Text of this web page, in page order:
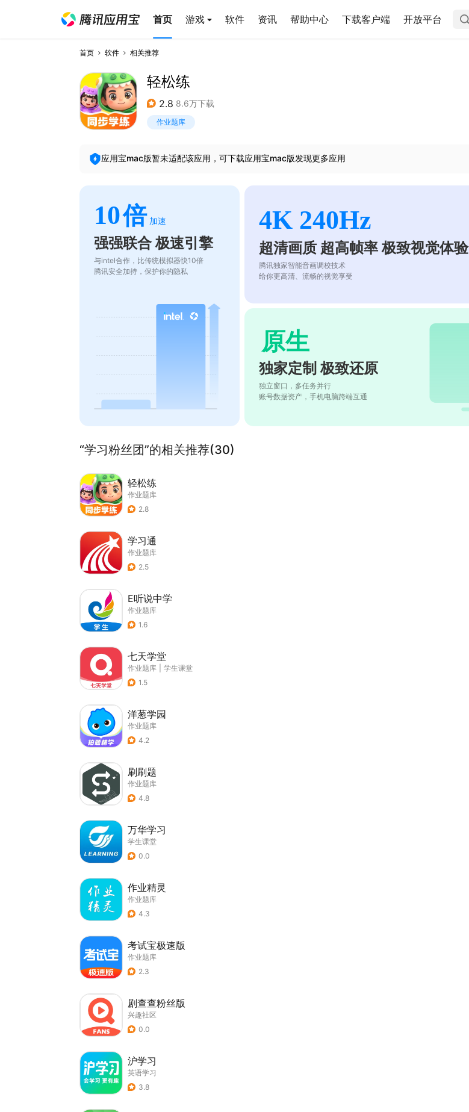
首页 游戏 软件 资讯 帮助中心 下载客户端 开放平台
首页 软件 相关推荐
轻松练
2.8 8.6万下载
作业题库
应用宝mac版暂未适配该应用，可下载应用宝mac版发现更多应用
10倍 加速
强强联合 极速引擎
与intel合作，比传统模拟器快10倍
腾讯安全加持，保护你的隐私
4K 240Hz
超清画质 超高帧率 极致视觉体验
腾讯独家智能音画调校技术
给你更高清、流畅的视觉享受
原生
独家定制 极致还原
独立窗口，多任务并行
账号数据资产，手机电脑跨端互通
“学习粉丝团”的相关推荐(30)
轻松练
作业题库
2.8
学习通
作业题库
2.5
E听说中学
作业题库
1.6
七天学堂
作业题库
学生课堂
1.5
洋葱学园
作业题库
4.2
刷刷题
作业题库
4.8
万华学习
学生课堂
0.0
作业精灵
作业题库
4.3
考试宝极速版
作业题库
2.3
剧查查粉丝版
兴趣社区
0.0
沪学习
英语学习
3.8